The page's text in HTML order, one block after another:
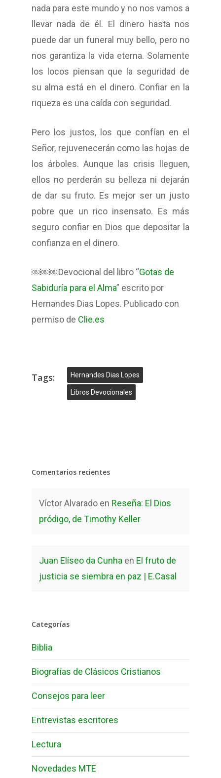
nada para este mundo y no nos vamos a
llevar nada de él. El dinero hasta nos
puede dar un funeral muy bello, pero no
nos garantiza la vida eterna. Solamente
los locos piensan que la seguridad de
su alma está en el dinero. Confiar en la
riqueza es una caída con seguridad.
Pero los justos, los que confían en el
Señor, rejuvenecerán como las hojas de
los árboles. Aunque las crisis lleguen,
ellos no perderán su belleza ni dejarán
de dar su fruto. Es mejor ser un justo
pobre que un rico insensato. Es más
seguro confiar en Dios que depositar la
confianza en el dinero.
￼￼￼Devocional del libro “Gotas de
Sabiduría para el Alma” escrito por
Hernandes Dias Lopes. Publicado con
permiso de Clie.es
Tags: Hernandes Dias Lopes
Libros Devocionales
Comentarios recientes
Víctor Alvarado en Reseña: El Dios
pródigo, de Timothy Keller
Juan Elíseo da Cunha en El fruto de
justicia se siembra en paz | E.Casal
Categorías
Biblia
Biografías de Clásicos Cristianos
Consejos para leer
Entrevistas escritores
Lectura
Novedades MTE